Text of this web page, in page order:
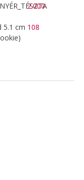
2.000
5.1 cm 108